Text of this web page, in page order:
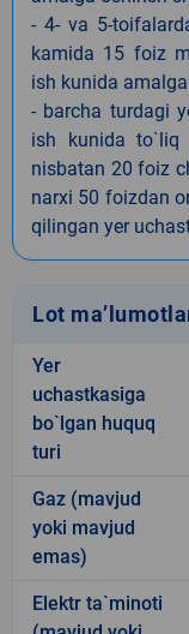
- 4- va 5-
kamida 15 foiz
ish kunida
- barcha turdagi
ish kunida to`liq
nisbatan 20 foiz
narxi 50 foizdan
qilingan yer
Lot
Yer
uchastkasiga
bo`lgan huquq
turi
Gaz (mavjud
yoki mavjud
emas)
Elektr ta`minoti